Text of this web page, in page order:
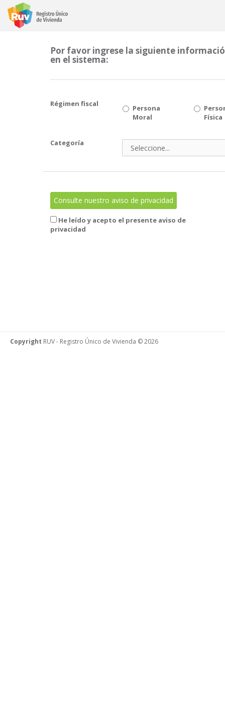
Por favor ingrese la siguiente
en el sistema:
Régimen fiscal
Persona
Moral
Física
Categoría
Consulte nuestro aviso de privacidad
He leído y acepto el presente aviso de
privacidad
Copyright RUV - Registro Único de Vivienda © 2026